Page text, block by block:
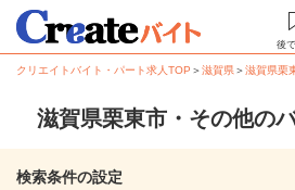
後
クリエイトバイト・パート求人TOP ＞滋賀県＞滋賀県栗
滋賀県栗東市・その他の
検索条件の設定